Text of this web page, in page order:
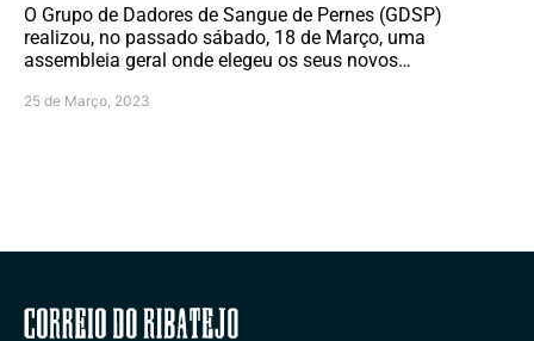
O Grupo de Dadores de Sangue de Pernes (GDSP)
realizou, no passado sábado, 18 de Março, uma
assembleia geral onde elegeu os seus novos…
25 de Março, 2023
Correio do Ribatejo